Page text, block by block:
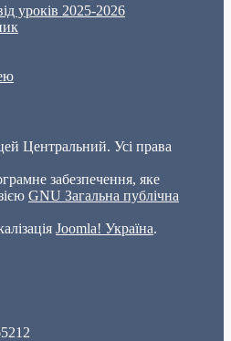
уроків 2025-2026
Центральний. Усі права
забезпечення, яке
GNU Загальна публічна
Joomla! Україна.